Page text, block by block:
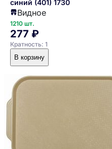
синий (401) 1730
Видное
1210 шт.
277 ₽
Кратность: 1
В корзину